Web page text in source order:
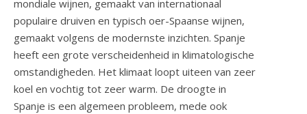
mondiale wijnen, gemaakt van internationaal
populaire druiven en typisch oer-Spaanse wijnen,
gemaakt volgens de modernste inzichten. Spanje
heeft een grote verscheidenheid in klimatologische
omstandigheden. Het klimaat loopt uiteen van zeer
koel en vochtig tot zeer warm. De droogte in
Spanje is een algemeen probleem, mede ook